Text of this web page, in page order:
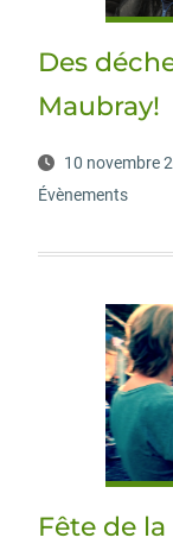
Des
Maubray!
10 novembre
Évènements
Fête de la